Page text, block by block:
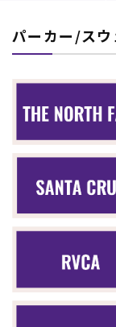
CATEGORY
ファッシ
サーフ
スケート
パーカー/スウ